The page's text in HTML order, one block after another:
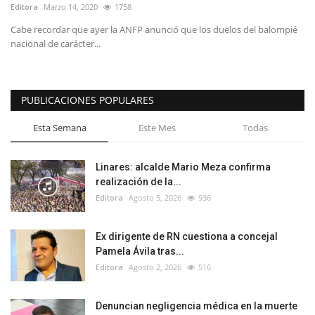
Editora Marzo 14, 2020 1758
Cabe recordar que ayer la ANFP anunció que los duelos del balompié
nacional de carácter...
PUBLICACIONES POPULARES
Esta Semana Este Mes Todas
Linares: alcalde Mario Meza confirma
realización de la...
Editora Agosto 5, 2026 936
Ex dirigente de RN cuestiona a concejal
Pamela Ávila tras...
Editora Agosto 2, 2026 516
Denuncian negligencia médica en la muerte